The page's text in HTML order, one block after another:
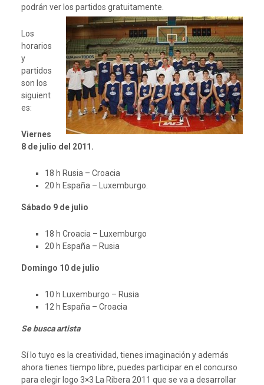
podrán ver los partidos gratuitamente.
Los
horarios
y
partidos
son los
siguient
es:
Viernes
8 de julio del 2011.
18 h Rusia – Croacia
20 h España – Luxemburgo.
Sábado 9 de julio
18 h Croacia – Luxemburgo
20 h España – Rusia
Domingo 10 de julio
10 h Luxemburgo – Rusia
12 h España – Croacia
Se busca artista
Sí lo tuyo es la creatividad, tienes imaginación y además
ahora tienes tiempo libre, puedes participar en el concurso
para elegir logo 3×3 La Ribera 2011 que se va a desarrollar